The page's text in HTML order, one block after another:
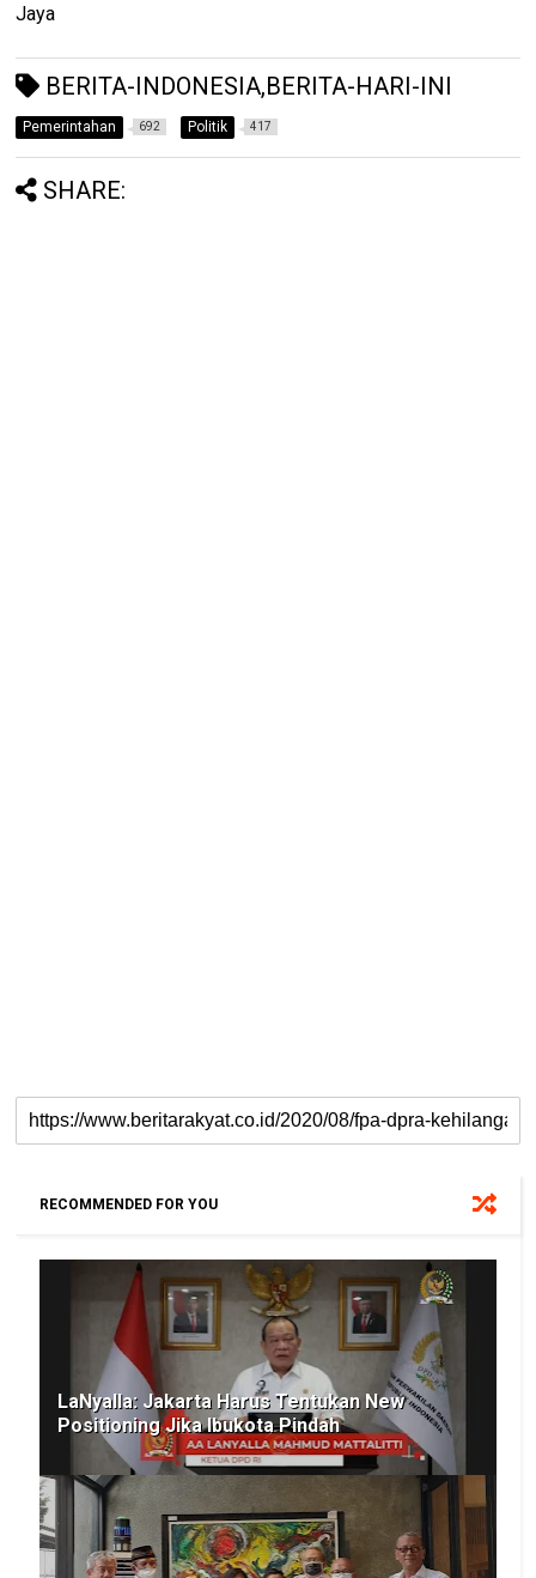
Jaya
BERITA-INDONESIA,BERITA-HARI-INI
Pemerintahan 692 Politik 417
SHARE:
RECOMMENDED FOR YOU
LaNyalla: Jakarta Harus Tentukan New
Positioning Jika Ibukota Pindah